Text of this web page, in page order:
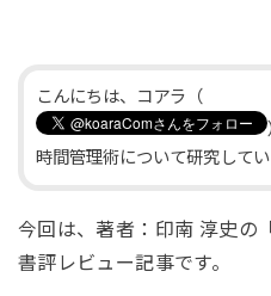
こんにちは、コアラ（
時間管理術について研究してい
今回は、著者：印南 淳史の
書評レビュー記事です。